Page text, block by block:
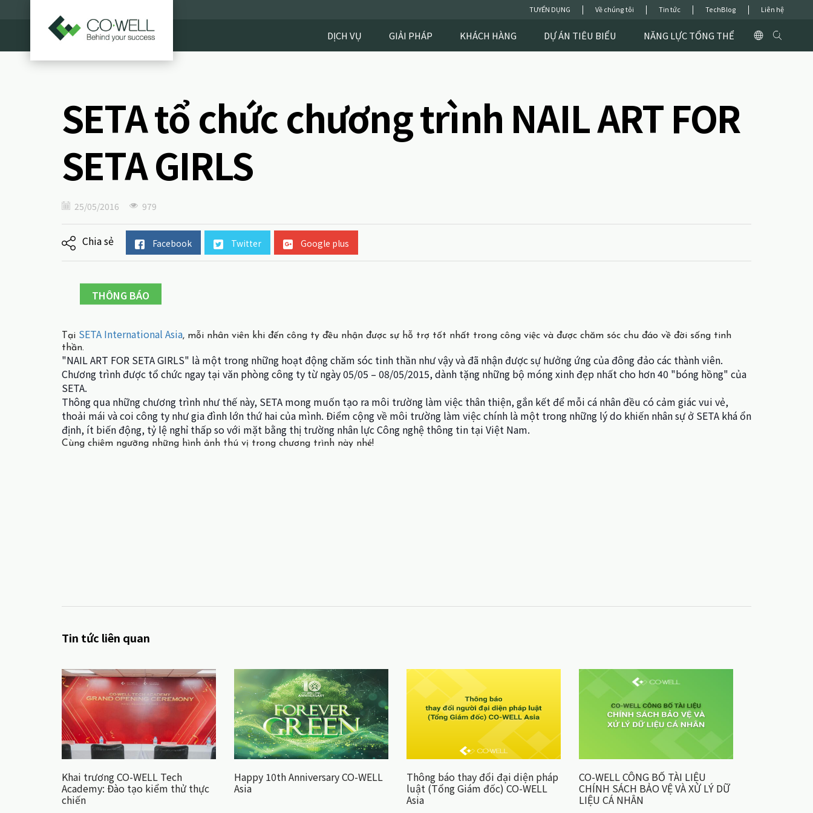
TUYỂN DỤNG Về chúng tôi Tin tức TechBlog Liên hệ
DỊCH VỤ GIẢI PHÁP KHÁCH HÀNG DỰ ÁN TIÊU BIỂU NĂNG LỰC TỔNG THỂ
SETA tổ chức chương trình NAIL ART FOR
SETA GIRLS
25/05/2016 979
Chia sẻ Facebook Twitter Google plus
THÔNG BÁO
Tại SETA International Asia, mỗi nhân viên khi đến công ty đều nhận được sự hỗ trợ tốt nhất trong công việc và được chăm sóc chu đáo về đời sống tinh
thần.
"NAIL ART FOR SETA GIRLS" là một trong những hoạt động chăm sóc tinh thần như vậy và đã nhận được sự hưởng ứng của đông đảo các thành viên.
Chương trình được tổ chức ngay tại văn phòng công ty từ ngày 05/05 – 08/05/2015, dành tặng những bộ móng xinh đẹp nhất cho hơn 40 "bóng hồng" của
SETA.
Thông qua những chương trình như thế này, SETA mong muốn tạo ra môi trường làm việc thân thiện, gắn kết để mỗi cá nhân đều có cảm giác vui vẻ,
thoải mái và coi công ty như gia đình lớn thứ hai của mình. Điểm cộng về môi trường làm việc chính là một trong những lý do khiến nhân sự ở SETA khá ổn
định, ít biến động, tỷ lệ nghỉ thấp so với mặt bằng thị trường nhân lực Công nghệ thông tin tại Việt Nam.
Cùng chiêm ngưỡng những hình ảnh thú vị trong chương trình này nhé!
Tin tức liên quan
Khai trương CO-WELL Tech
Academy: Đào tạo kiểm thử thực
chiến
Happy 10th Anniversary CO-WELL
Asia
Thông báo thay đổi đại diện pháp
luật (Tổng Giám đốc) CO-WELL
Asia
CO-WELL CÔNG BỐ TÀI LIỆU
CHÍNH SÁCH BẢO VỆ VÀ XỬ LÝ DỮ
LIỆU CÁ NHÂN